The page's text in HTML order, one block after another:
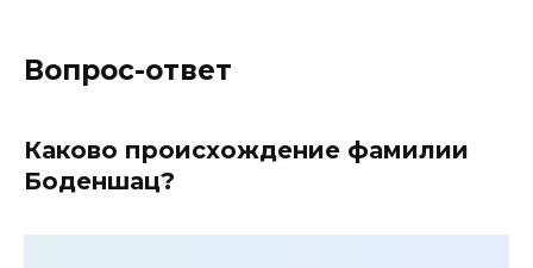
Вопрос-ответ
Каково происхождение фамилии
Боденшац?